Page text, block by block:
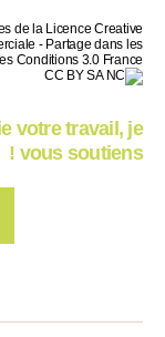
de la Licence Creative
- Partage dans les
Conditions 3.0 France.
votre travail, je
vous soutiens !